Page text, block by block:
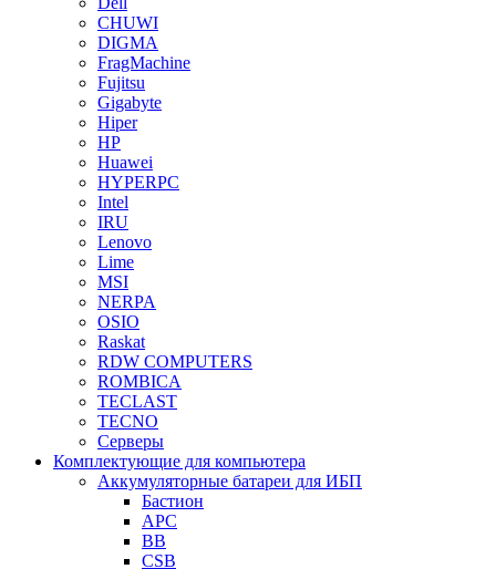
CHUWI
DIGMA
FragMachine
Fujitsu
Gigabyte
Hiper
HP
Huawei
HYPERPC
Intel
IRU
Lenovo
Lime
MSI
NERPA
OSIO
Raskat
RDW COMPUTERS
ROMBICA
TECLAST
TECNO
Серверы
Комплектующие для компьютера
Аккумуляторные батареи для ИБП
Бастион
APC
BB
CSB